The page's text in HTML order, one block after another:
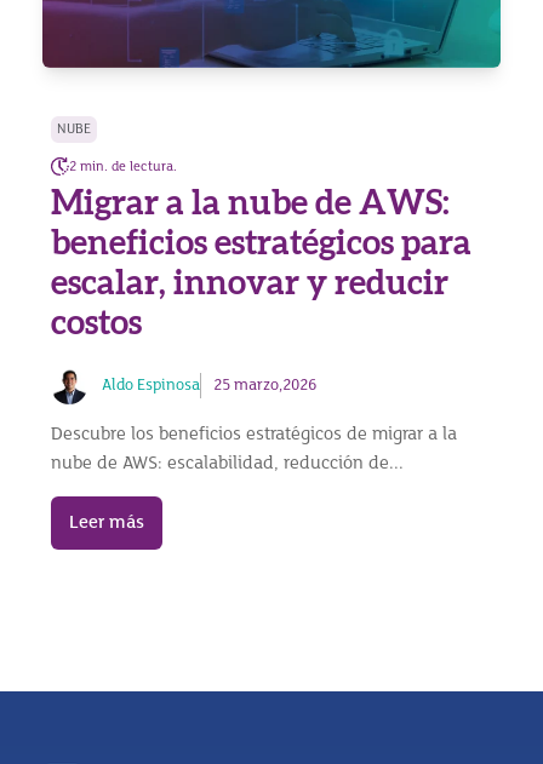
NUBE
2 min. de lectura.
Migrar a la nube de AWS:
beneficios estratégicos para
escalar, innovar y reducir
costos
Aldo Espinosa 25 marzo,2026
Descubre los beneficios estratégicos de migrar a la
nube de AWS: escalabilidad, reducción de...
Leer más